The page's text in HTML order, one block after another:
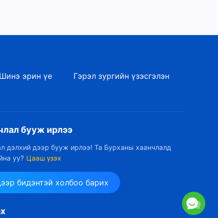
Өдөр тутмын Бурханы үг:
3:51
Эшлэл 254
7:38
Бурханы зан чанар, Түүнд
юу байгаа, Тэр юу болох |
Өдөр тутмын Бурханы үг:
Бурханы зан чанар, Түүнд
Шинэ эрин үе
Гэрэл зургийн үзэсгэлэн
бууж ирлээ
дэлхий дээр бууж ирлээ! Та Бурханы хаанчлалд
уу? Цааш үзэх
бидэнтэй холбоо барих